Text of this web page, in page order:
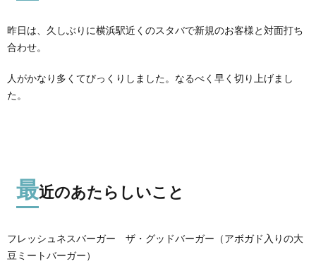
昨日は、久しぶりに横浜駅近くのスタバで新規のお客様と対面打ち
合わせ。
人がかなり多くてびっくりしました。なるべく早く切り上げまし
た。
最近のあたらしいこと
フレッシュネスバーガー ザ・グッドバーガー（アボガド入りの大
豆ミートバーガー）